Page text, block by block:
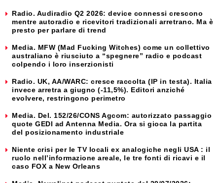
Radio. Audiradio Q2 2026: device connessi crescono
mentre autoradio e ricevitori tradizionali arretrano. Ma è
presto per parlare di trend
Media. MFW (Mad Fucking Witches) come un collettivo
australiano è riusciuto a “spegnere” radio e podcast
colpendo i loro inserzionisti
Radio. UK, AA/WARC: cresce raccolta (IP in testa). Italia
invece arretra a giugno (-11,5%). Editori anziché
evolvere, restringono perimetro
Media. Del. 152/26/CONS Agcom: autorizzato passaggio
quote GEDI ad Antenna Media. Ora si gioca la partita
del posizionamento industriale
Niente crisi per le TV locali ex analogiche negli USA : il
ruolo nell’informazione areale, le tre fonti di ricavi e il
caso FOX a New Orleans